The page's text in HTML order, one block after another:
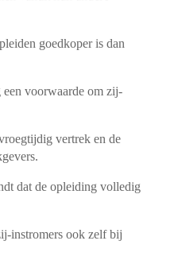
goedkoper is dan
voorwaarde om zij-
vertrek en de
dat de opleiding volledig
instromers ook zelf bij